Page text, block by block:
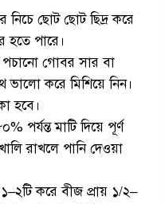
নিচে ছোট ছোট ছিদ্র করে
হতে পারে।
গোবর সার বা
করে মিশিয়ে নিন।
হবে।
পর্যন্ত মাটি দিয়ে পূর্ণ
রাখলে পানি দেওয়া
১–২টি করে বীজ প্রায় ১/২–